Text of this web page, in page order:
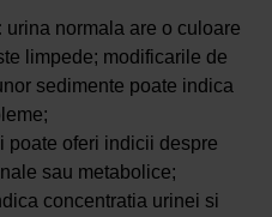
urina normala are o culoare
limpede; modificarile de
sedimente poate indica
poate oferi indicii despre
sau metabolice;
concentratia urinei si